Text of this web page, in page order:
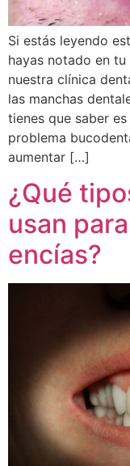
Si estás leyendo
hayas notado en
nuestra clínica
las manchas
tienes que saber
problema
aumentar […]
¿Qué
usan
encías?